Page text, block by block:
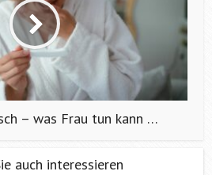
– was Frau tun kann …
auch interessieren